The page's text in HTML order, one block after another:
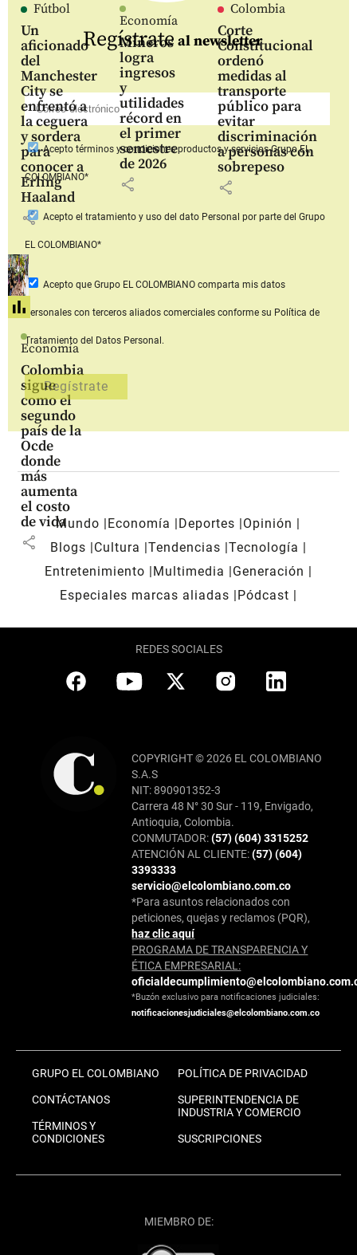
Fútbol
Un
aficionado
del
Manchester
City se
enfrentó a
la ceguera
y sordera
para
conocer a
Erling
Haaland
share
Economía
Mineros
logra
ingresos
y
utilidades
récord en
el primer
semestre
de 2026
share
Colombia
Corte
Constitucional
ordenó
medidas al
transporte
público para
evitar
discriminación
a personas con
sobrepeso
share
Economía
Colombia
sigue
como el
segundo
país de la
Ocde
donde
más
aumenta
el costo
de vida
share
Regístrate al newsletter
Aceptotérminos y condiciones productos y serviciosGrupo EL
COLOMBIANO*
Acepto el tratamiento y uso del dato Personal por parte del Grupo
EL COLOMBIANO*
Acepto que Grupo EL COLOMBIANOcomparta mis datos
personales con terceros aliados comerciales conforme su Política de
Tratamiento del Datos Personal.
Mundo Economía Deportes
Opinión
Blogs
Cultura Tendencias Tecnología
Entretenimiento
Multimedia
Generación
Especiales marcas aliadas
Pódcast
REDES SOCIALES
COPYRIGHT © 2026 EL COLOMBIANO
S.A.S
NIT: 890901352-3
Carrera 48 N° 30 Sur - 119, Envigado,
Antioquia, Colombia.
CONMUTADOR:(57) (604) 3315252
ATENCIÓN AL CLIENTE:(57) (604)
3393333
servicio@elcolombiano.com.co
*Para asuntos relacionados con
peticiones, quejas y reclamos (PQR),
haz clic aquí
PROGRAMA DE TRANSPARENCIA Y
ÉTICA EMPRESARIAL:
*Buzón exclusivo para notificaciones judiciales:
notificacionesjudiciales@elcolombiano.com.co
GRUPO EL COLOMBIANO
CONTÁCTANOS
TÉRMINOS Y
CONDICIONES
POLÍTICA DE PRIVACIDAD
SUPERINTENDENCIA DE
INDUSTRIA Y COMERCIO
SUSCRIPCIONES
MIEMBRO DE: